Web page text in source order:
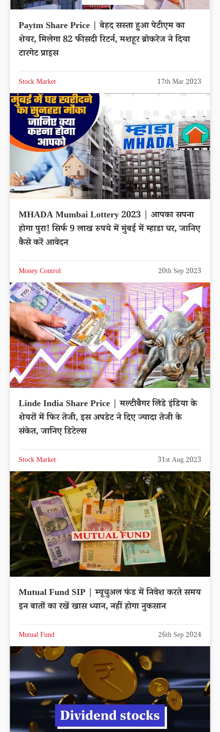
Paytm Share Price | बेहद सस्ता हुआ पेटीएम का
शेयर, मिलेगा 82 फीसदी रिटर्न, मशहूर ब्रोकरेज ने दिया
टारगेट प्राइस
Stock Market 17th Mar 2023
MHADA Mumbai Lottery 2023 | आपका सपना
होगा पुरा! सिर्फ 9 लाख रुपये में मुंबई में म्हाडा घर, जानिए
कैसे करें आवेदन
Money Control 20th Sep 2023
Linde India Share Price | मल्टीबैगर लिंडे इंडिया के
शेयरों में फिर तेजी, इस अपडेट ने दिए ज्यादा तेजी के
संकेत, जानिए डिटेल्स
Stock Market 31st Aug 2023
Mutual Fund SIP | म्यूचुअल फंड में निवेश करते समय
इन बातों का रखें खास ध्यान, नहीं होगा नुकसान
Mutual Fund 26th Sep 2024